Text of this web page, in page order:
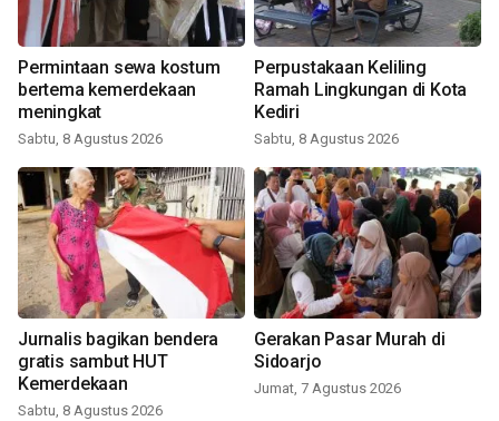
Permintaan sewa kostum
bertema kemerdekaan
meningkat
Sabtu, 8 Agustus 2026
Perpustakaan Keliling
Ramah Lingkungan di Kota
Kediri
Sabtu, 8 Agustus 2026
Jurnalis bagikan bendera
gratis sambut HUT
Kemerdekaan
Sabtu, 8 Agustus 2026
Gerakan Pasar Murah di
Sidoarjo
Jumat, 7 Agustus 2026